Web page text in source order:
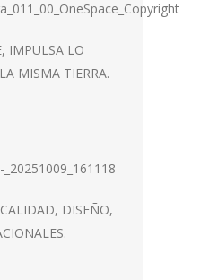
IMPULSA LO
MISMA TIERRA.
DISEÑO,